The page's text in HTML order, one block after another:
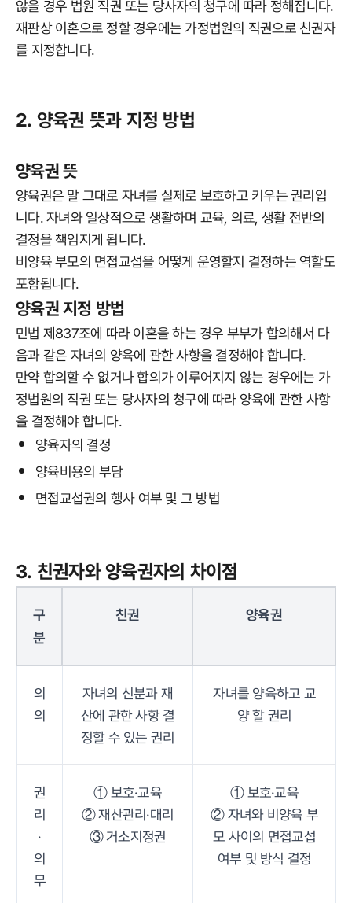
않을 경우 법원 직권 또는 당사자의 청구에 따라 정해집니다.
재판상 이혼으로 정할 경우에는 가정법원의 직권으로 친권자
를 지정합니다.
2. 양육권 뜻과 지정 방법
양육권 뜻
양육권은 말 그대로 자녀를 실제로 보호하고 키우는 권리입
니다. 자녀와 일상적으로 생활하며 교육, 의료, 생활 전반의
결정을 책임지게 됩니다.
비양육 부모의 면접교섭을 어떻게 운영할지 결정하는 역할도
포함됩니다.
양육권 지정 방법
민법 제837조에 따라 이혼을 하는 경우 부부가 합의해서 다
음과 같은 자녀의 양육에 관한 사항을 결정해야 합니다.
만약 합의할 수 없거나 합의가 이루어지지 않는 경우에는 가
정법원의 직권 또는 당사자의 청구에 따라 양육에 관한 사항
을 결정해야 합니다.
양육자의 결정
양육비용의 부담
면접교섭권의 행사 여부 및 그 방법
3. 친권자와 양육권자의 차이점
구
분
친권 양육권
의
의
자녀의 신분과 재
산에 관한 사항 결
정할 수 있는 권리
자녀를 양육하고 교
양 할 권리
권
리
·
의
무
① 보호·교육
② 재산관리·대리
③ 거소지정권
① 보호·교육
② 자녀와 비양육 부
모 사이의 면접교섭
여부 및 방식 결정